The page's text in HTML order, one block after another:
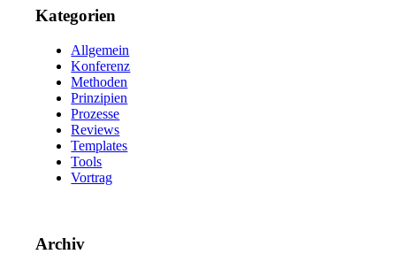
Kategorien
Allgemein
Konferenz
Methoden
Prinzipien
Prozesse
Reviews
Templates
Tools
Vortrag
Archiv